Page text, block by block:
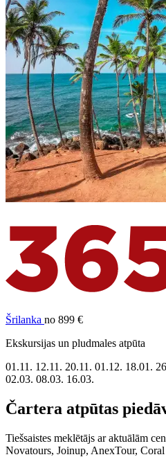
Šrilanka no 899 €
Ekskursijas un pludmales atpūta
01.11. 12.11. 20.11. 01.12. 18.01.
02.03. 08.03. 16.03.
Čartera atpūtas
Tiešsaistes meklētājs ar aktuālām
Novatours, Joinup, AnexTour, Coral